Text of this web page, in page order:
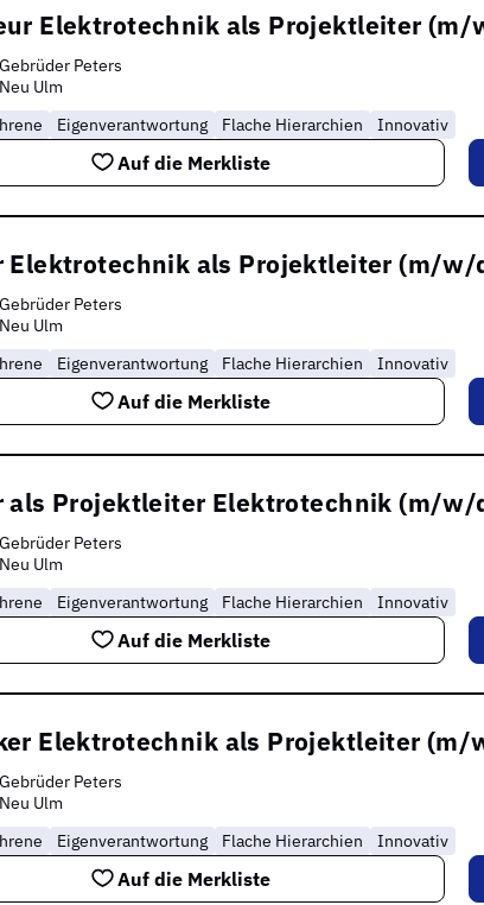
Elektrotechnik als Projektleiter (m/
Gebrüder Peters
Neu Ulm
Eigenverantwortung Flache Hierarchien Innovativ
Auf die Merkliste
Elektrotechnik als Projektleiter (m/w/
Gebrüder Peters
Neu Ulm
Eigenverantwortung Flache Hierarchien Innovativ
Auf die Merkliste
als Projektleiter Elektrotechnik (m/w/
Gebrüder Peters
Neu Ulm
Eigenverantwortung Flache Hierarchien Innovativ
Auf die Merkliste
Elektrotechnik als Projektleiter (m/
Gebrüder Peters
Neu Ulm
Eigenverantwortung Flache Hierarchien Innovativ
Auf die Merkliste